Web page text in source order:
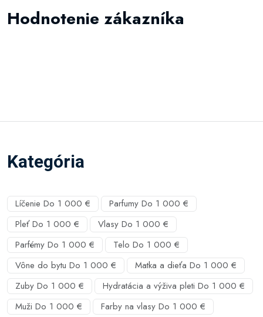
Hodnotenie zákazníka
Kategória
Líčenie Do 1 000 €
Parfumy Do 1 000 €
Pleť Do 1 000 €
Vlasy Do 1 000 €
Parfémy Do 1 000 €
Telo Do 1 000 €
Vône do bytu Do 1 000 €
Matka a dieťa Do 1 000 €
Zuby Do 1 000 €
Hydratácia a výživa pleti Do 1 000 €
Muži Do 1 000 €
Farby na vlasy Do 1 000 €